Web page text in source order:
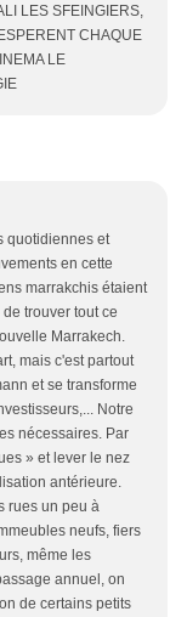
LES SFEINGIERS,
CHAQUE
LE
quotidiennes et
en cette
marrakchis étaient
trouver tout ce
Marrakech.
mais c'est partout
et se transforme
Notre
nécessaires. Par
» et lever le nez
antérieure.
rues un peu à
neufs, fiers
même les
annuel, on
de certains petits